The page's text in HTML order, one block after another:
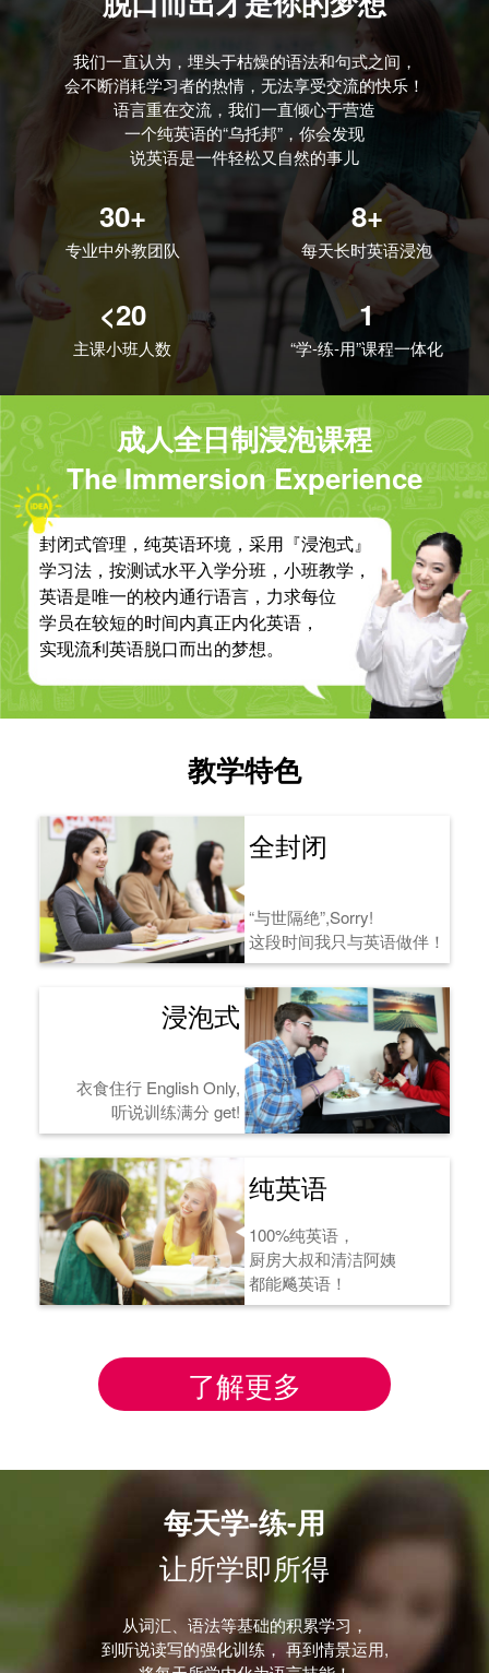
我们一直认为，埋头于枯燥的语法和句式之间，
会不断消耗学习者的热情，无法享受交流的快乐！
语言重在交流，我们一直倾心于营造
一个纯英语的“乌托邦”，你会发现
说英语是一件轻松又自然的事儿
30+
专业中外教团队
8+
每天长时英语浸泡
<20
主课小班人数
1
“学-练-用”课程一体化
成人全日制浸泡课程
The Immersion Experience
封闭式管理，纯英语环境，采用『浸泡式』
学习法，按测试水平入学分班，小班教学，
英语是唯一的校内通行语言，力求每位
学员在较短的时间内真正内化英语，
实现流利英语脱口而出的梦想。
教学特色
全封闭
“与世隔绝”,Sorry!
这段时间我只与英语做伴！
浸泡式
衣食住行 English Only,
听说训练满分 get!
纯英语
100%纯英语，
厨房大叔和清洁阿姨
都能飚英语！
了解更多
每天学-练-用
让所学即所得
从词汇、语法等基础的积累学习，
到听说读写的强化训练， 再到情景运用,